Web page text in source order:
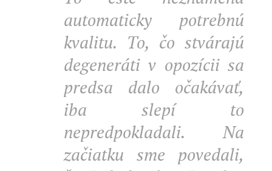
automaticky potrebnú
kvalitu. To, čo stvárajú
degeneráti v opozícii sa
predsa dalo očakávať,
iba slepí to
nepredpokladali. Na
začiatku sme povedali,